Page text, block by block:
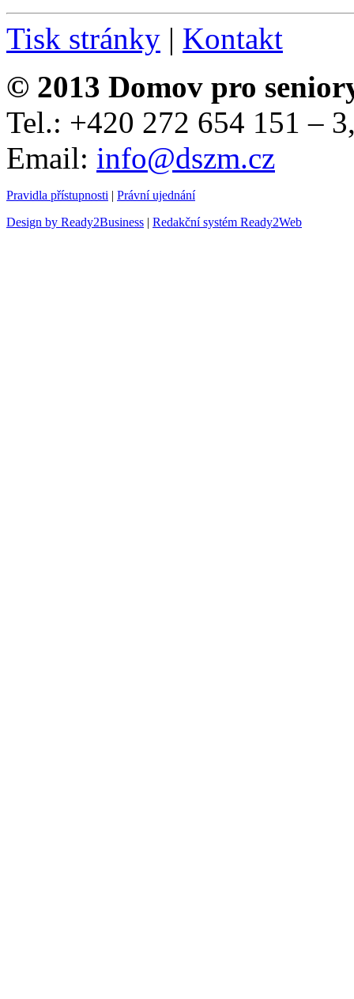
Tisk stránky | Kontakt
© 2013 Domov pro
Tel.: +420 272 654 151 –
Email: info@dszm.cz
Pravidla přístupnosti | Právní ujednání
Design by Ready2Business | Redakční systém Ready2Web